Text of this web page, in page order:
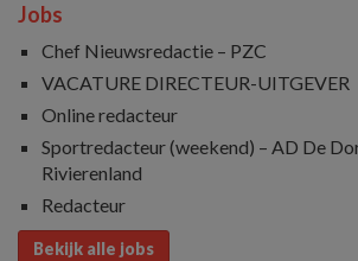
Jobs
Chef Nieuwsredactie – PZC
VACATURE DIRECTEUR-UITGEVER
Online redacteur
Sportredacteur (weekend) – AD De
Rivierenland
Redacteur
Bekijk alle jobs